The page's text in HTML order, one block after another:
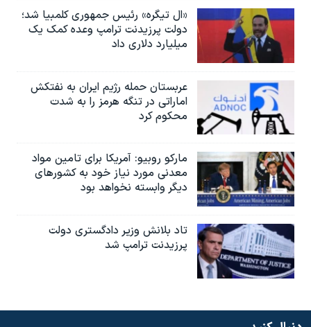
«ال تیگره» رئیس جمهوری کلمبیا شد؛
دولت پرزیدنت ترامپ وعده کمک یک
میلیارد دلاری داد
عربستان حمله رژیم ایران به نفتکش
اماراتی در تنگه هرمز را به‌ شدت
محکوم کرد
مارکو روبیو: آمریکا برای تامین مواد
معدنی مورد نیاز خود به کشورهای
دیگر وابسته نخواهد بود
تاد بلانش وزیر دادگستری دولت
پرزیدنت ترامپ شد